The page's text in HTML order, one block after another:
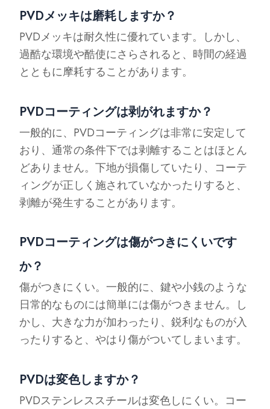
PVDメッキは磨耗しますか？
PVDメッキは耐久性に優れています。しかし、
過酷な環境や酷使にさらされると、時間の経過
とともに摩耗することがあります。
PVDコーティングは剥がれますか？
一般的に、PVDコーティングは非常に安定して
おり、通常の条件下では剥離することはほとん
どありません。下地が損傷していたり、コーテ
ィングが正しく施されていなかったりすると、
剥離が発生することがあります。
PVDコーティングは傷がつきにくいです
か？
傷がつきにくい。一般的に、鍵や小銭のような
日常的なものには簡単には傷がつきません。し
かし、大きな力が加わったり、鋭利なものが入
ったりすると、やはり傷がついてしまいます。
PVDは変色しますか？
PVDステンレススチールは変色しにくい。コー